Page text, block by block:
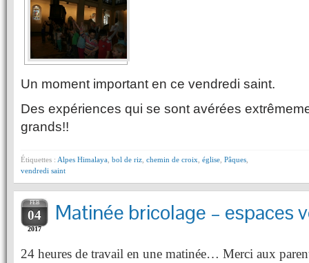
Un moment important en ce vendredi saint.
Des expériences qui se sont avérées
grands!!
Étiquettes : Alpes Himalaya bol de riz chemin de croix église Pâques
vendredi saint
FEB
04
2017
Matinée bricolage – espaces
24 heures de travail en une matinée… Merci aux